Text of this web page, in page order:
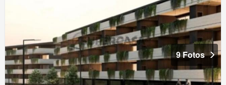
9 Fotos